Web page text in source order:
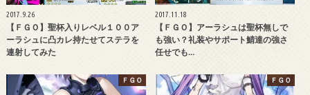
2017.9.26
【ＦＧＯ】聖杯入りレベル１００ア
ーラシュに凸カレ持たせてステラを
連射してみた
2017.11.18
【ＦＧＯ】アーラシュは聖杯無しで
も強い？礼装やサポート鯖達の強さ
任せでも…
ＦＧＯ ＦＧＯ